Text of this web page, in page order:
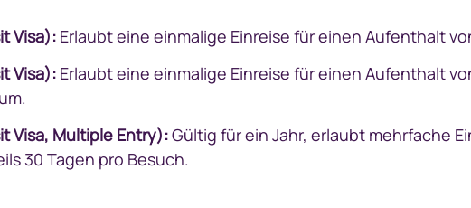
Visa): Erlaubt eine einmalige Einreise für einen Aufenthalt
Visa): Erlaubt eine einmalige Einreise für einen Aufenthalt
Visa, Multiple Entry):Gültig für ein Jahr, erlaubt mehrfache
30 Tagen pro Besuch.